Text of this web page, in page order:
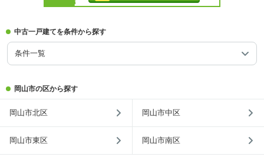
中古一戸建てを条件から探す
条件一覧
岡山市の区から探す
岡山市北区 岡山市中区
岡山市東区 岡山市南区